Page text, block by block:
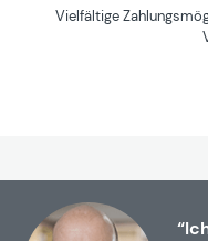
Vielfältige